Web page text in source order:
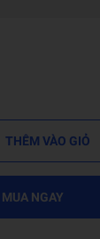
THÊM VÀO GIỎ
MUA NGAY